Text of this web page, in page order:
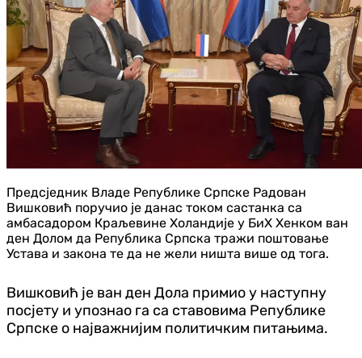
Предсједник Владе Републике Српске Радован
Вишковић поручио је данас током састанка са
амбасадором Краљевине Холандије у БиХ Хенком ван
ден Долом да Република Српска тражи поштовање
Устава и закона те да не жели ништа више од тога.
Вишковић је ван ден Дола примио у наступну
посјету и упознао га са ставовима Републике
Српске о најважнијим политичким питањима.